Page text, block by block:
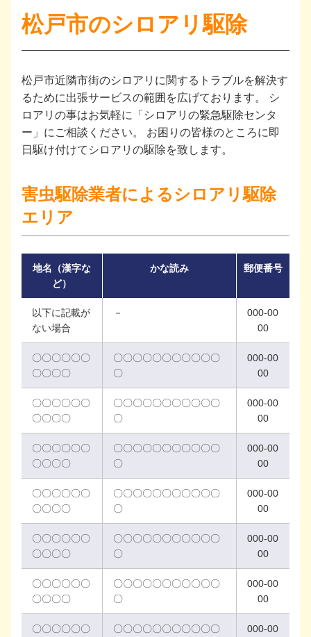
松戸市のシロアリ駆除
松戸市近隣市街のシロアリに関するトラブルを解決す
るために出張サービスの範囲を広げております。 シ
ロアリの事はお気軽に「シロアリの緊急駆除センタ
ー」にご相談ください。 お困りの皆様のところに即
日駆け付けてシロアリの駆除を致します。
害虫駆除業者によるシロアリ駆除
エリア
地名（漢字な
ど）
かな読み 郵便番号
以下に記載が
ない場合
－
000-00
00
〇〇〇〇〇〇
〇〇〇〇
〇〇〇〇〇〇〇〇〇〇〇
〇
000-00
00
〇〇〇〇〇〇
〇〇〇〇
〇〇〇〇〇〇〇〇〇〇〇
〇
000-00
00
〇〇〇〇〇〇
〇〇〇〇
〇〇〇〇〇〇〇〇〇〇〇
〇
000-00
00
〇〇〇〇〇〇
〇〇〇〇
〇〇〇〇〇〇〇〇〇〇〇
〇
000-00
00
〇〇〇〇〇〇
〇〇〇〇
〇〇〇〇〇〇〇〇〇〇〇
〇
000-00
00
〇〇〇〇〇〇
〇〇〇〇
〇〇〇〇〇〇〇〇〇〇〇
〇
000-00
00
〇〇〇〇〇〇
〇〇〇〇〇〇〇〇〇〇〇
000-00